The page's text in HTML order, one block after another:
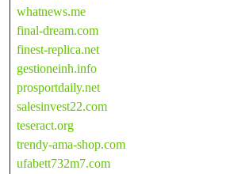
whatnews.me
final-dream.com
finest-replica.net
gestioneinh.info
prosportdaily.net
salesinvest22.com
teseract.org
trendy-ama-shop.com
ufabett732m7.com